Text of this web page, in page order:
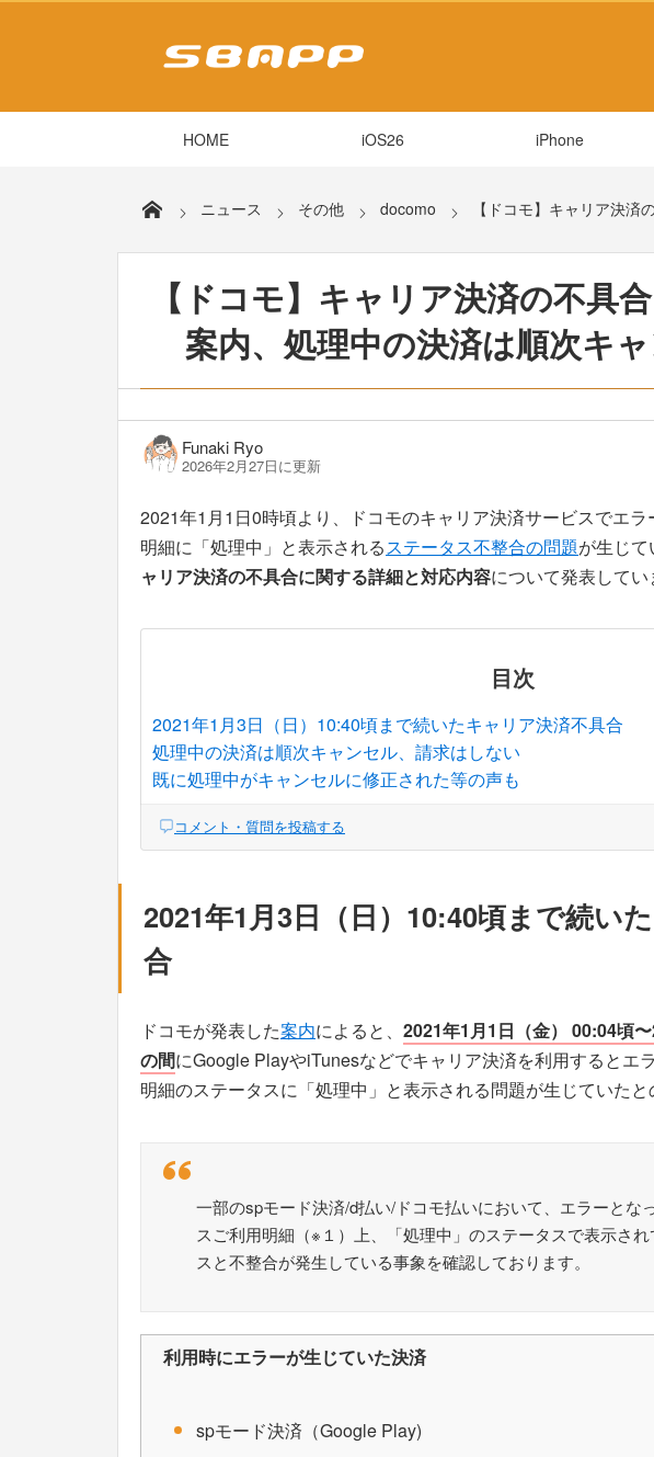
HOME iOS26 iPhone
ニュース その他 docomo 【ドコモ】キャリア決
【ドコモ】キャリア決済の不具
案内、処理中の決済は順次キ
Funaki Ryo
2026年2月27日に更新
2021年1月1日0時頃より、ドコモのキャリア決済サービスでエ
明細に「処理中」と表示されるステータス不整合の問題が生じ
ャリア決済の不具合に関する詳細と対応内容について発表してい
目次
2021年1月3日（日）10:40頃まで続いたキャリア決済不具合
処理中の決済は順次キャンセル、請求はしない
既に処理中がキャンセルに修正された等の声も
コメント・質問を投稿する
2021年1月3日（日）10:40頃まで続い
合
ドコモが発表した案内によると、 2021年1月1日（金） 00:04頃
の間にGoogle PlayやiTunesなどでキャリア決済を利用するとエ
明細のステータスに「処理中」と表示される問題が生じていたと
一部のspモード決済/d払い/ドコモ払いにおいて、エラーとな
スご利用明細（※１）上、「処理中」のステータスで表示さ
スと不整合が発生している事象を確認しております。
利用時にエラーが生じていた決済
spモード決済（Google Play)